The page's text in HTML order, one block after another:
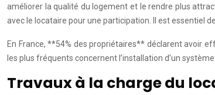
améliorer la qualité du logement et le rendre plus
avec le locataire pour une participation. Il est essentiel
En France, **54% des propriétaires** déclarent avoir
les plus fréquents concernent l’installation d’un
Travaux à la charge du